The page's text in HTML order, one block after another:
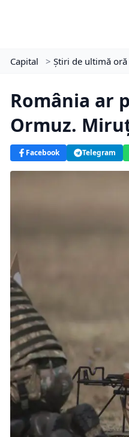
Capital > Știri de ultimă oră
România ar
Ormuz.
Facebook Telegram